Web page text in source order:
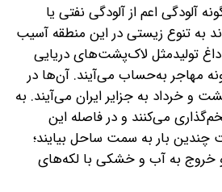
آلودگی اعم از آلودگی نفتی یا
به تنوع زیستی در این منطقه آسیب
تولیدمثل لاک‌پشت‌های دریایی
مهاجر به‌حساب می‌آیند. آن‌ها در
و خرداد به جزایر ایران می‌آیند. به
می‌کنند و در فاصله این
بار به سمت ساحل بیایند؛
و خروج به آب و خشکی با لکه‌های